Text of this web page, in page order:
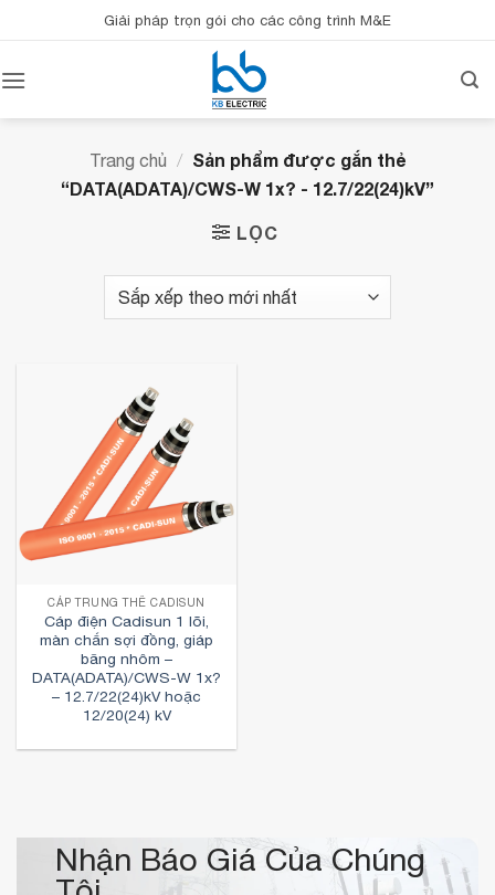
qua
dung
Giải pháp trọn gói cho các công trình M&E
Trang chủ / Sản phẩm được gắn thẻ
“DATA(ADATA)/CWS-W 1x? - 12.7/22(24)kV”
LỌC
CÁP TRUNG THẾ CADISUN
Cáp điện Cadisun 1 lõi,
màn chắn sợi đồng, giáp
băng nhôm –
DATA(ADATA)/CWS-W 1x?
– 12.7/22(24)kV hoặc
12/20(24) kV
Nhận Báo Giá Của Chúng